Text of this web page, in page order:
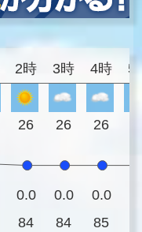
2時 3時 4時 5
26 26 26
0.0 0.0 0.0
84 84 85